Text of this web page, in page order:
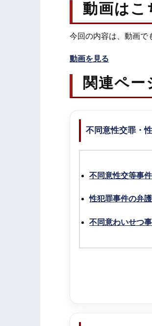
動画はこ
今回の内容は、動画で
動画を見る
関連ペ
不同意性交罪・
不同意性交等事
性犯罪事件の弁護
不同意わいせつ